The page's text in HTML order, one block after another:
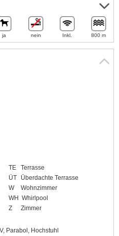
TE
Terrasse
ÜT
Überdachte Terrasse
W
Wohnzimmer
WH Whirlpool
Z
Zimmer
Parabol, Hochstuhl
ja nein Inkl. 800 m